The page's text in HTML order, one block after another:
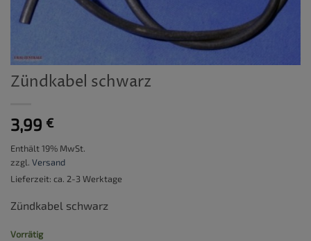
Zündkabel schwarz
3,99 €
Enthält 19% MwSt.
zzgl. Versand
Lieferzeit: ca. 2-3 Werktage
Zündkabel schwarz
Vorrätig